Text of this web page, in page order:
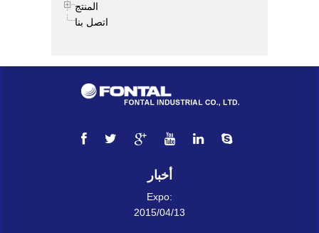
المنتج
اتصل بنا
أخبار
Expo:
2015/04/13